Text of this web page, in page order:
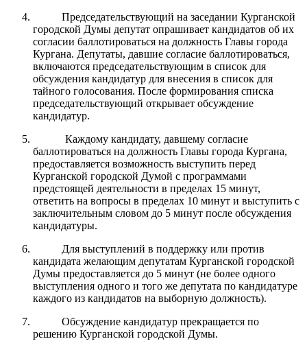
Председательствующий на заседании Курганской
городской Думы депутат опрашивает кандидатов об их
согласии баллотироваться на должность Главы города
Кургана. Депутаты, давшие согласие баллотироваться,
включаются председательствующим в список для
обсуждения кандидатур для внесения в список для
тайного голосования. После формирования списка
председательствующий открывает обсуждение
кандидатур.
Каждому кандидату, давшему согласие
баллотироваться на должность Главы города Кургана,
предоставляется возможность выступить перед
Курганской городской Думой с программами
предстоящей деятельности в пределах 15 минут,
ответить на вопросы в пределах 10 минут и выступить с
заключительным словом до 5 минут после обсуждения
кандидатуры.
Для выступлений в поддержку или против
кандидата желающим депутатам Курганской городской
Думы предоставляется до 5 минут (не более одного
выступления одного и того же депутата по кандидатуре
каждого из кандидатов на выборную должность).
Обсуждение кандидатур прекращается по
решению Курганской городской Думы.